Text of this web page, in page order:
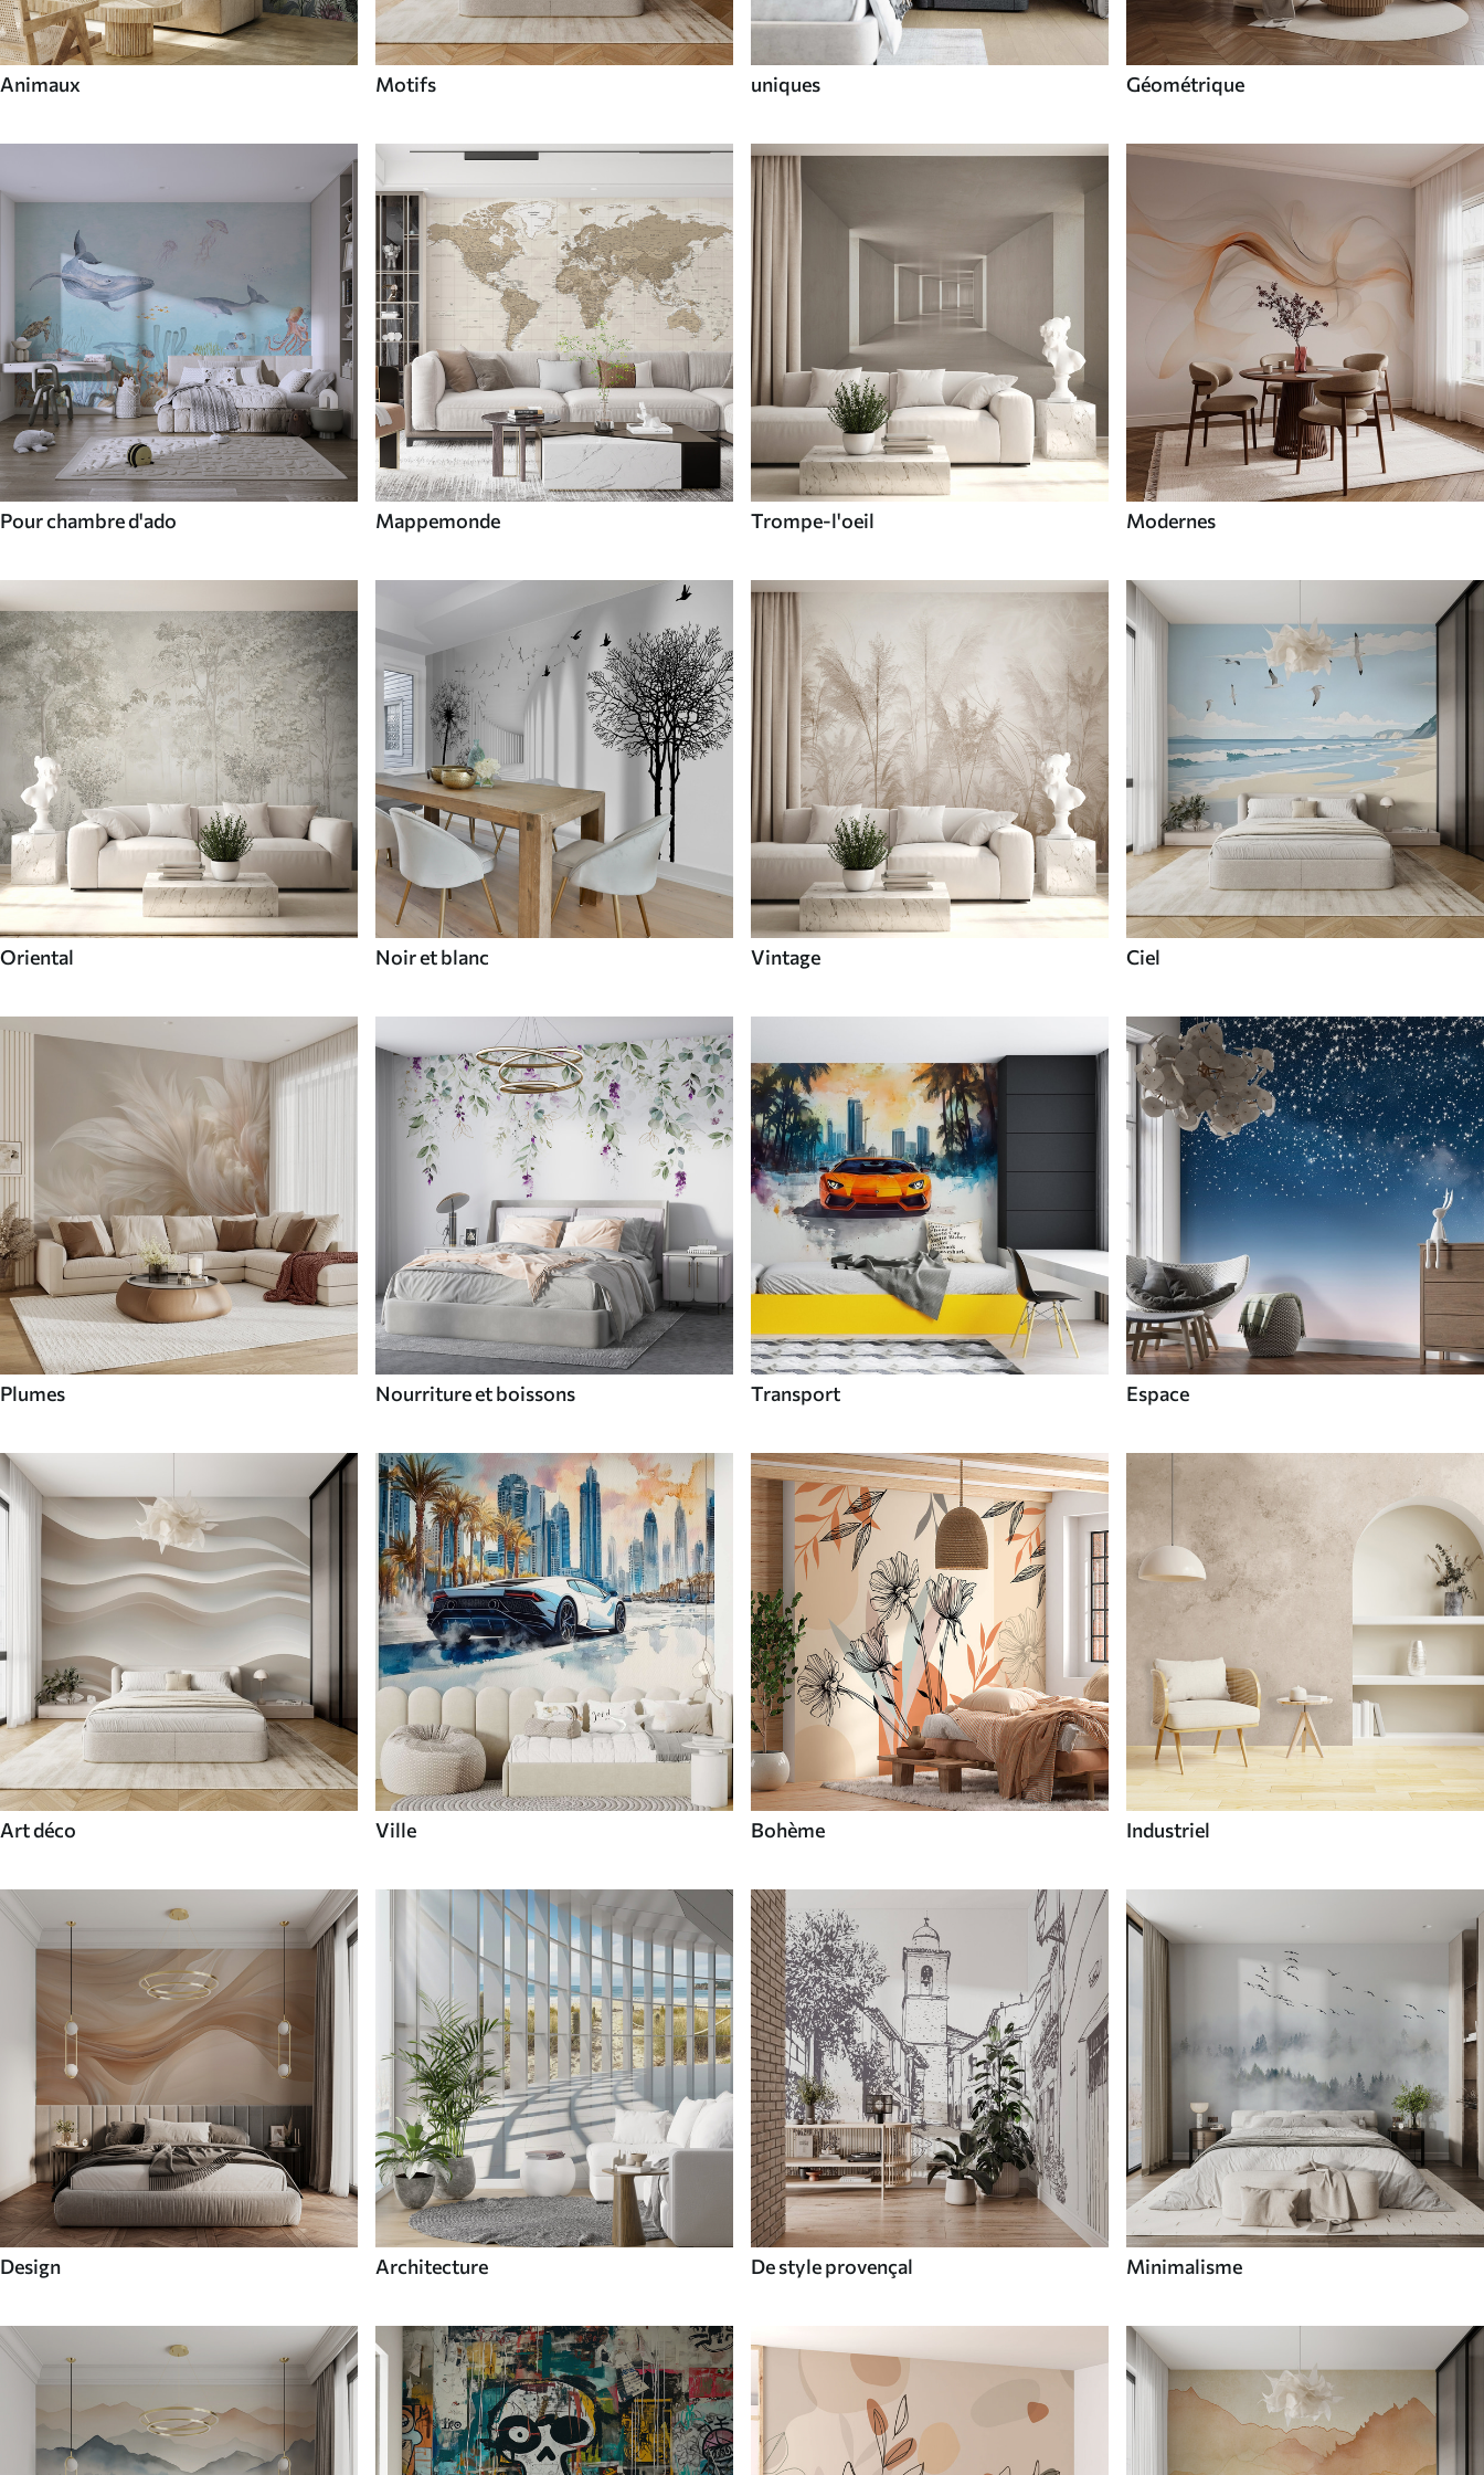
Animaux Motifs uniques Géométrique
Pour chambre d'ado Mappemonde Trompe-l'oeil Modernes
Oriental Noir et blanc Vintage Ciel
Plumes Nourriture et boissons Transport Espace
Art déco Ville Bohème Industriel
Design Architecture De style provençal Minimalisme